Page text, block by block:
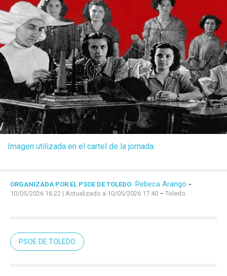
Imagen utilizada en el cartel de la jornada.
ORGANIZADA POR EL PSOE DE TOLEDO Rebeca Arango -
10/05/2026 16:22 | Actualizado a 10/05/2026 17:40 - Toledo
PSOE DE TOLEDO